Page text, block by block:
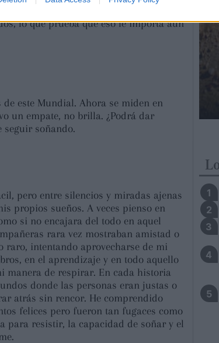
lo que prueba que eso le importa aún
este Mundial. Ahora se miden en
un empate, no brilla. ¿Podrá dar
seguir soñando.
pero entre silencios y miradas ajenas
propios sueños. A veces pienso en
si no encajara del todo en aquel
rara vez mostraban amistad o
raro, intentando aprovecharse de mi
en el aprendizaje y en todo aquello
manera de respirar. En cada historia
donde las personas eran justas o
atrás sin rencor. He comprendido
felices pero fueron tan fugaces como
para resistir, la capacidad de soñar y el